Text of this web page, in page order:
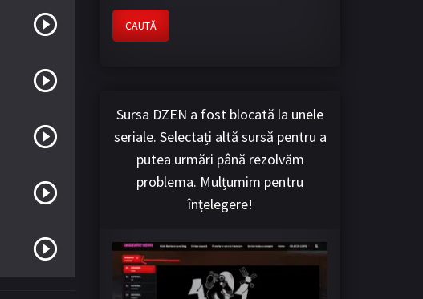
CAUTĂ
Sursa DZEN a fost blocată la unele
seriale. Selectați altă sursă pentru a
putea urmări până rezolvăm
problema. Mulțumim pentru
înțelegere!